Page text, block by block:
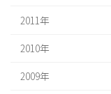
2011年
2010年
2009年